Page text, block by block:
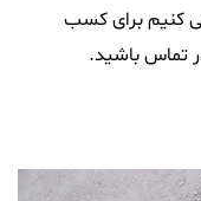
کنیم برای کسب
تماس باشید.